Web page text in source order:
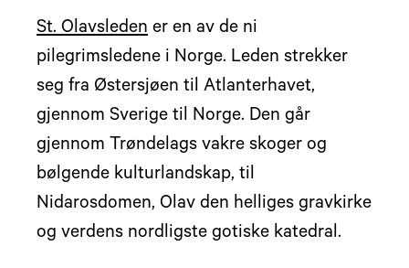
St. Olavsleden er en av de ni
pilegrimsledene i Norge. Leden strekker
seg fra Østersjøen til Atlanterhavet,
gjennom Sverige til Norge. Den går
gjennom Trøndelags vakre skoger og
bølgende kulturlandskap, til
Nidarosdomen, Olav den helliges gravkirke
og verdens nordligste gotiske katedral.